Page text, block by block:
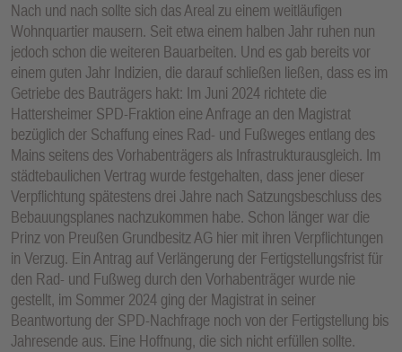
Nach und nach sollte sich das Areal zu einem weitläufigen
Wohnquartier mausern. Seit etwa einem halben Jahr ruhen nun
jedoch schon die weiteren Bauarbeiten. Und es gab bereits vor
einem guten Jahr Indizien, die darauf schließen ließen, dass es im
Getriebe des Bauträgers hakt: Im Juni 2024 richtete die
Hattersheimer SPD-Fraktion eine Anfrage an den Magistrat
bezüglich der Schaffung eines Rad- und Fußweges entlang des
Mains seitens des Vorhabenträgers als Infrastrukturausgleich. Im
städtebaulichen Vertrag wurde festgehalten, dass jener dieser
Verpflichtung spätestens drei Jahre nach Satzungsbeschluss des
Bebauungsplanes nachzukommen habe. Schon länger war die
Prinz von Preußen Grundbesitz AG hier mit ihren Verpflichtungen
in Verzug. Ein Antrag auf Verlängerung der Fertigstellungsfrist für
den Rad- und Fußweg durch den Vorhabenträger wurde nie
gestellt, im Sommer 2024 ging der Magistrat in seiner
Beantwortung der SPD-Nachfrage noch von der Fertigstellung bis
Jahresende aus. Eine Hoffnung, die sich nicht erfüllen sollte.